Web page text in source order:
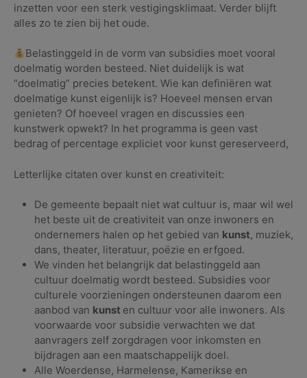
inzetten voor een sterk vestigingsklimaat. Verder blijft
alles zo te zien bij het oude.
Belastinggeld in de vorm van subsidies moet vooral
doelmatig worden besteed. Niet duidelijk is wat
“doelmatig” precies betekent. Wie kan definiëren wat
doelmatige kunst eigenlijk is? Hoeveel mensen ervan
genieten? Of hoeveel vragen en discussies een
kunstwerk opwekt? In het programma is geen vast
bedrag of percentage expliciet voor kunst gereserveerd,
Letterlijke citaten over kunst en creativiteit:
De gemeente bepaalt niet wat cultuur is, maar wil wel
het beste uit de creativiteit van onze inwoners en
ondernemers halen op het gebied van kunst, muziek,
dans, theater, literatuur, poëzie en erfgoed.
We vinden het belangrijk dat belastinggeld aan
cultuur doelmatig wordt besteed. Subsidies voor
culturele voorzieningen ondersteunen daarom een
aanbod van kunst en cultuur voor alle inwoners. Als
voorwaarde voor subsidie verwachten we dat
aanvragers zelf zorgdragen voor inkomsten en
bijdragen aan een maatschappelijk doel.
Alle Woerdense, Harmelense, Kamerikse en